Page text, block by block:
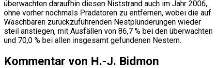
überwachten daraufhin diesen Niststrand auch im Jahr 2006,
ohne vorher nochmals Prädatoren zu entfernen, wobei die auf
Waschbären zurückzuführenden Nestplünderungen wieder
steil anstiegen, mit Ausfällen von 86,7 % bei den überwachten
und 70,0 % bei allen insgesamt gefundenen Nestern.
Kommentar von H.-J. Bidmon